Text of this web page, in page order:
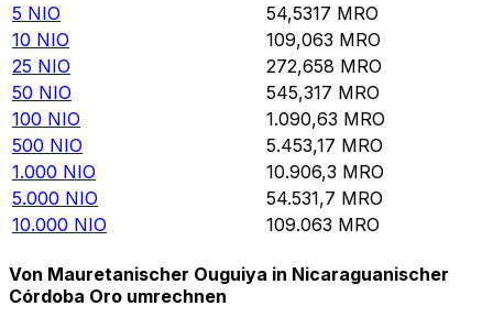
5 NIO 54,5317 MRO
10 NIO 109,063 MRO
25 NIO 272,658 MRO
50 NIO 545,317 MRO
100 NIO 1.090,63 MRO
500 NIO 5.453,17 MRO
1.000 NIO 10.906,3 MRO
5.000 NIO 54.531,7 MRO
10.000 NIO 109.063 MRO
Von Mauretanischer Ouguiya in Nicaraguanischer
Córdoba Oro umrechnen